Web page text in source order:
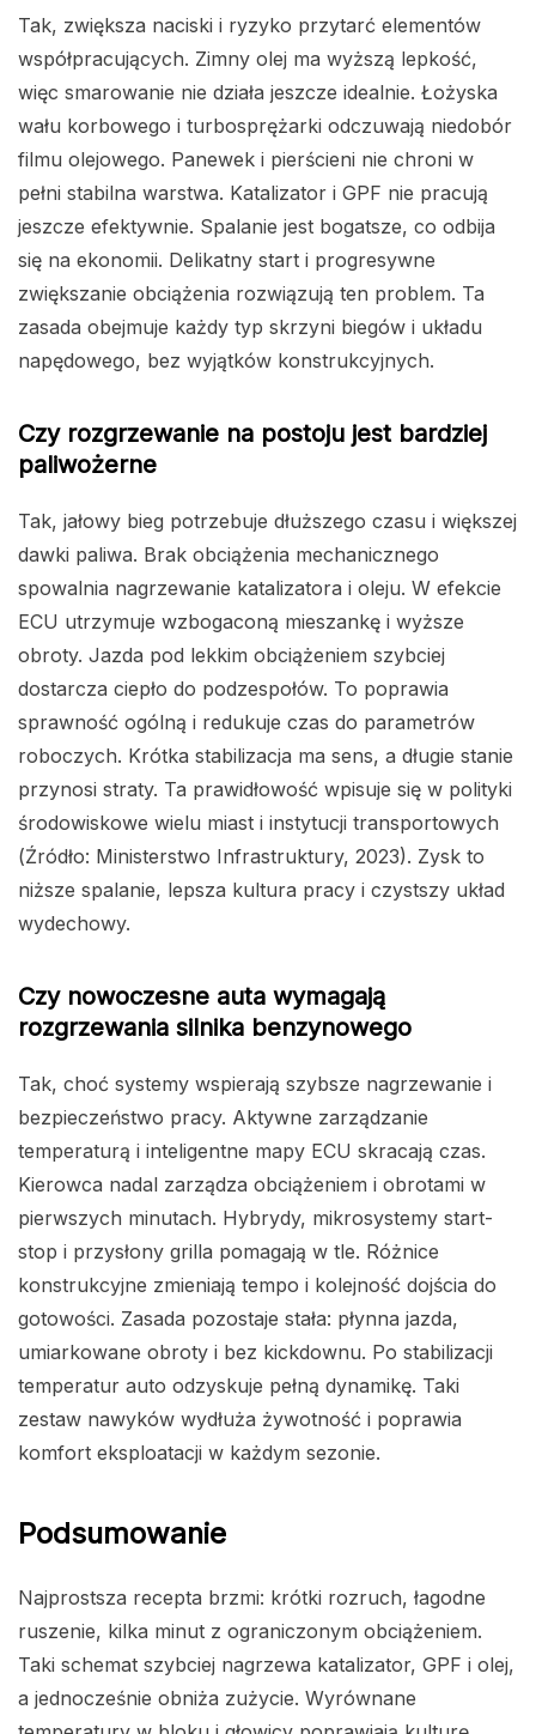
Tak, zwiększa naciski i ryzyko przytarć elementów
współpracujących. Zimny olej ma wyższą lepkość,
więc smarowanie nie działa jeszcze idealnie. Łożyska
wału korbowego i turbosprężarki odczuwają niedobór
filmu olejowego. Panewek i pierścieni nie chroni w
pełni stabilna warstwa. Katalizator i GPF nie pracują
jeszcze efektywnie. Spalanie jest bogatsze, co odbija
się na ekonomii. Delikatny start i progresywne
zwiększanie obciążenia rozwiązują ten problem. Ta
zasada obejmuje każdy typ skrzyni biegów i układu
napędowego, bez wyjątków konstrukcyjnych.
Czy rozgrzewanie na postoju jest bardziej
paliwożerne
Tak, jałowy bieg potrzebuje dłuższego czasu i większej
dawki paliwa. Brak obciążenia mechanicznego
spowalnia nagrzewanie katalizatora i oleju. W efekcie
ECU utrzymuje wzbogaconą mieszankę i wyższe
obroty. Jazda pod lekkim obciążeniem szybciej
dostarcza ciepło do podzespołów. To poprawia
sprawność ogólną i redukuje czas do parametrów
roboczych. Krótka stabilizacja ma sens, a długie stanie
przynosi straty. Ta prawidłowość wpisuje się w polityki
środowiskowe wielu miast i instytucji transportowych
(Źródło: Ministerstwo Infrastruktury, 2023). Zysk to
niższe spalanie, lepsza kultura pracy i czystszy układ
wydechowy.
Czy nowoczesne auta wymagają
rozgrzewania silnika benzynowego
Tak, choć systemy wspierają szybsze nagrzewanie i
bezpieczeństwo pracy. Aktywne zarządzanie
temperaturą i inteligentne mapy ECU skracają czas.
Kierowca nadal zarządza obciążeniem i obrotami w
pierwszych minutach. Hybrydy, mikrosystemy start-
stop i przysłony grilla pomagają w tle. Różnice
konstrukcyjne zmieniają tempo i kolejność dojścia do
gotowości. Zasada pozostaje stała: płynna jazda,
umiarkowane obroty i bez kickdownu. Po stabilizacji
temperatur auto odzyskuje pełną dynamikę. Taki
zestaw nawyków wydłuża żywotność i poprawia
komfort eksploatacji w każdym sezonie.
Podsumowanie
Najprostsza recepta brzmi: krótki rozruch, łagodne
ruszenie, kilka minut z ograniczonym obciążeniem.
Taki schemat szybciej nagrzewa katalizator, GPF i olej,
a jednocześnie obniża zużycie. Wyrównane